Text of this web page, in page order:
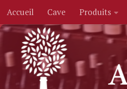
Skip to content
Accueil Cave Produits